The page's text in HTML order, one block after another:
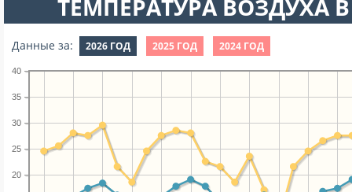
ТЕМПЕРАТУРА ВОЗДУХА
Данные за: 2026 ГОД 2025 ГОД 2024 ГОД
20
25
30
35
40